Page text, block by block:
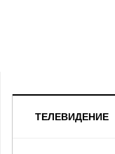
ТЕЛЕВИДЕНИЕ